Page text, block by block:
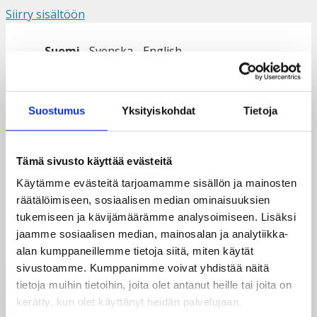
Suostumus Yksityiskohdat Tietoja
Tämä sivusto käyttää evästeitä
Käytämme evästeitä tarjoamamme sisällön ja mainosten
räätälöimiseen, sosiaalisen median ominaisuuksien
tukemiseen ja kävijämäärämme analysoimiseen. Lisäksi
jaamme sosiaalisen median, mainosalan ja analytiikka-
alan kumppaneillemme tietoja siitä, miten käytät
sivustoamme. Kumppanimme voivat yhdistää näitä
tietoja muihin tietoihin, joita olet antanut heille tai joita on
kerätty, kun olet käyttänyt heidän palvelujaan.
Siirry sisältöön
Suomi Svenska English
Taksvärkissä